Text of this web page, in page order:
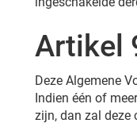
Artikel
Deze Algemene
Indien één of
zijn, dan zal deze